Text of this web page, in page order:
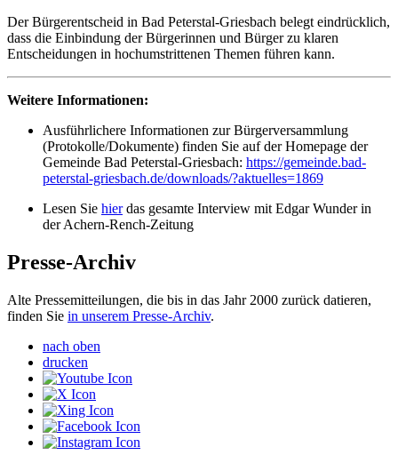
Der Bürgerentscheid in Bad Peterstal-Griesbach belegt eindrücklich,
dass die Einbindung der Bürgerinnen und Bürger zu klaren
Entscheidungen in hochumstrittenen Themen führen kann.
Weitere Informationen:
Ausführlichere Informationen zur Bürgerversammlung
(Protokolle/Dokumente) finden Sie auf der Homepage der
Gemeinde Bad Peterstal-Griesbach: https://gemeinde.bad-
peterstal-griesbach.de/downloads/?aktuelles=1869
Lesen Sie hierdas gesamte Interview mit Edgar Wunder in
der Achern-Rench-Zeitung
Presse-Archiv
Alte Pressemitteilungen, die bis in das Jahr 2000 zurück datieren,
finden Sie in unserem Presse-Archiv.
nach oben
drucken